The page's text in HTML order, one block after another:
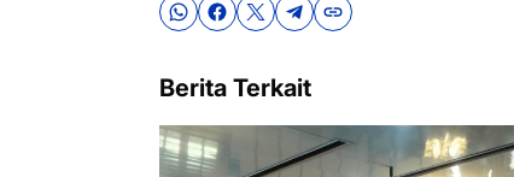
Berita Terkait